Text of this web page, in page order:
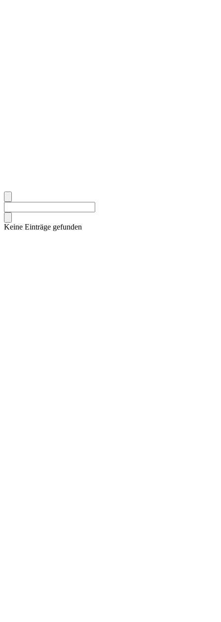
Keine Einträge gefunden